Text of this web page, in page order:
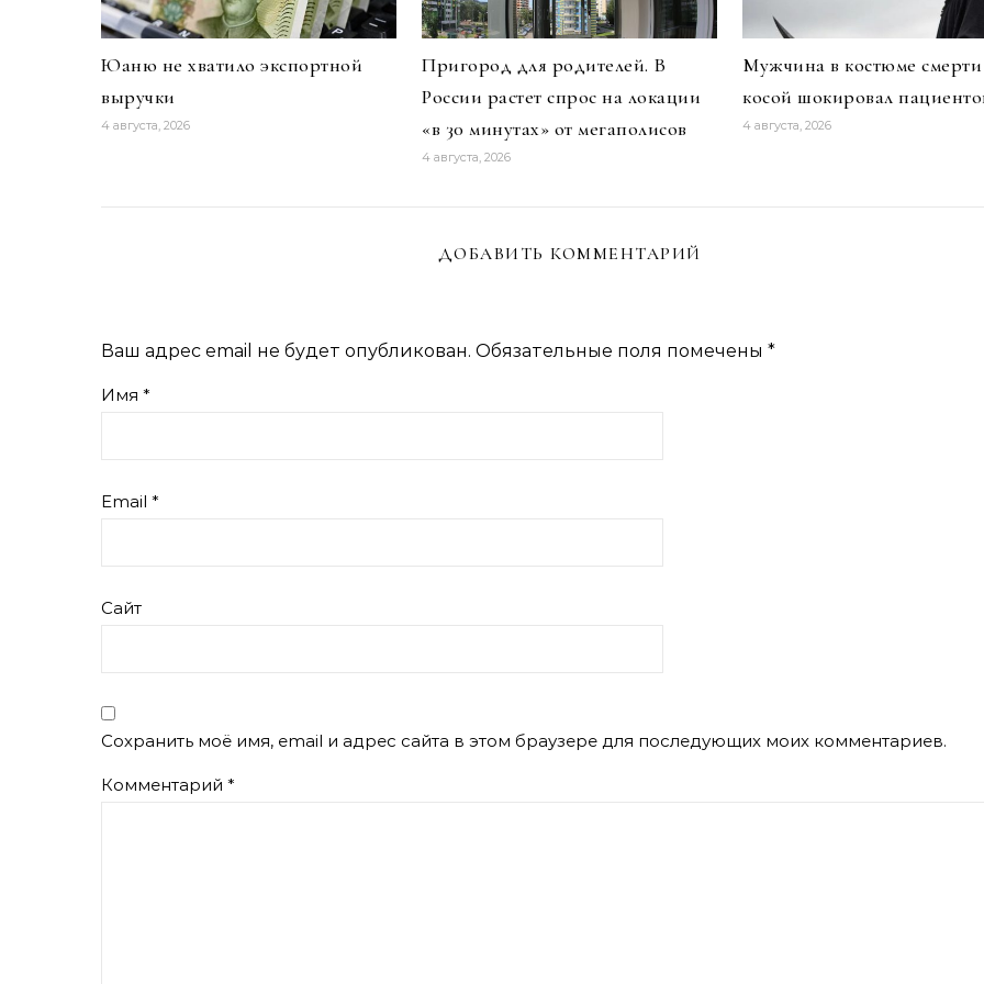
Юаню не хватило экспортной
выручки
4 августа, 2026
Пригород для родителей. В
России растет спрос на локации
«в 30 минутах» от мегаполисов
4 августа, 2026
Мужчина в костюме смерти
косой шокировал
4 августа, 2026
ДОБАВИТЬ КОММЕНТАРИЙ
Ваш адрес email не будет опубликован. Обязательные поля помечены *
Имя *
Email *
Сайт
Сохранить моё имя, email и адрес сайта в этом браузере для последующих моих комментариев.
Комментарий *